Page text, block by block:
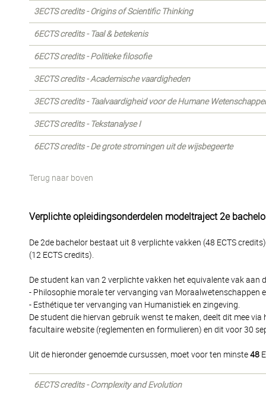
3ECTS credits - Origins of Scientific Thinking
6ECTS credits - Taal & betekenis
6ECTS credits - Politieke filosofie
3ECTS credits - Academische vaardigheden
3ECTS credits - Taalvaardigheid voor de Humane
3ECTS credits - Tekstanalyse I
6ECTS credits - De grote stromingen uit de wijsbegeerte
Terug naar boven
Verplichte opleidingsonderdelen modeltraject 2e
De 2de bachelor bestaat uit 8 verplichte vakken (48 ECTS
(12 ECTS credits).
De student kan van 2 verplichte vakken het equivalente vak aan
- Philosophie morale ter vervanging van Moraalwetenschappen
- Esthétique ter vervanging van Humanistiek en zingeving.
De student die hiervan gebruik wenst te maken, deelt dit mee
facultaire website (reglementen en formulieren) en dit voor 30
Uit de hieronder genoemde cursussen, moet voor ten minste48
6ECTS credits - Complexity and Evolution